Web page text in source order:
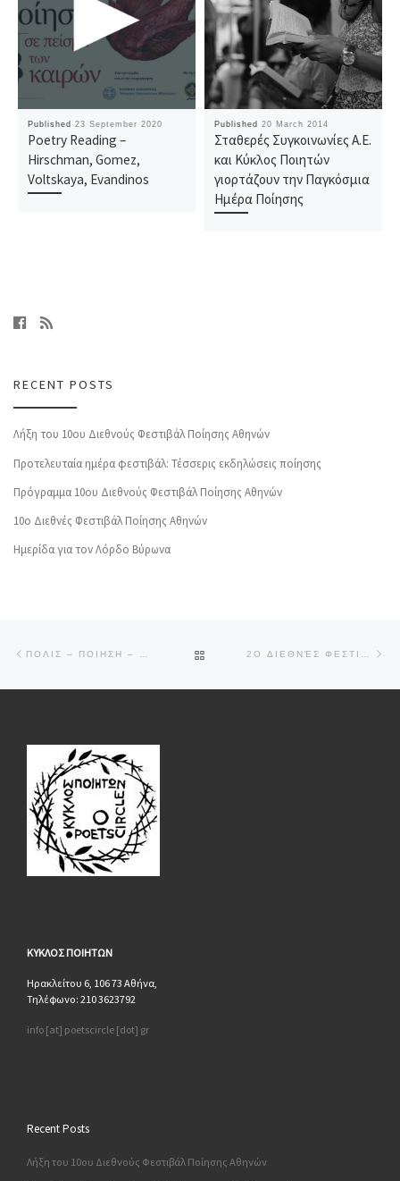
Published 23 September 2020
Poetry Reading –
Hirschman, Gomez,
Voltskaya, Evandinos
Published 20 March 2014
Σταθερές Συγκοινωνίες Α.Ε.
και Κύκλος Ποιητών
γιορτάζουν την Παγκόσμια
Ημέρα Ποίησης
RECENT POSTS
Λήξη του 10ου Διεθνούς Φεστιβάλ Ποίησης Αθηνών
Προτελευταία ημέρα φεστιβάλ: Τέσσερις εκδηλώσεις ποίησης
Πρόγραμμα 10ου Διεθνούς Φεστιβάλ Ποίησης Αθηνών
10o Διεθνές Φεστιβάλ Ποίησης Αθηνών
Ημερίδα για τον Λόρδο Βύρωνα
POLIS – POETRY – POLITICS
BACK TO POST LIST
ΚΥΚΛΟΣ ΠΟΙΗΤΩΝ
Ηρακλείτου 6, 106 73 Αθήνα,
Τηλέφωνο: 210 3623792
info [at] poetscircle [dot] gr
Recent Posts
Λήξη του 10ου Διεθνούς Φεστιβάλ Ποίησης Αθηνών